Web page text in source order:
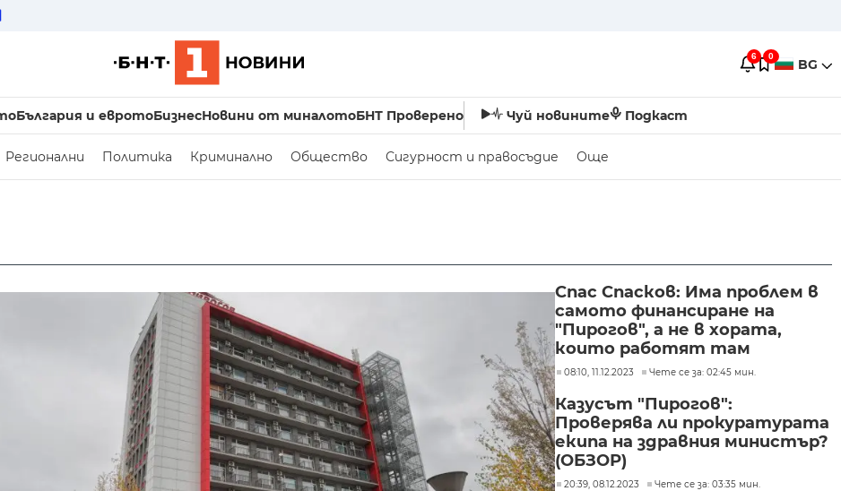
6 0 BG
България и евротоБизнесНовини от миналотоБНТ Проверено Чуй новините Подкаст
Регионални Политика Криминално Общество Сигурност и правосъдие Още
Спас Спасков: Има проблем в
самото финансиране на
"Пирогов", а не в хората,
които работят там
08:10, 11.12.2023 Чете се за: 02:45 мин.
Казусът "Пирогов":
Проверява ли прокуратурата
екипа на здравния министър?
(ОБЗОР)
20:39, 08.12.2023 Чете се за: 03:35 мин.